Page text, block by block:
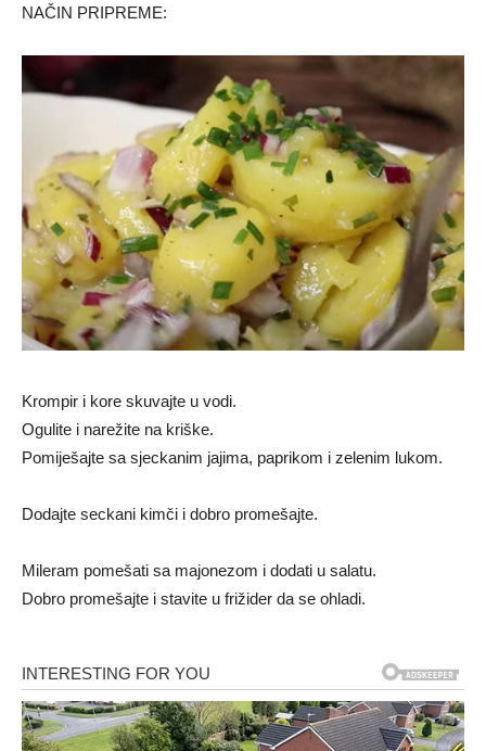
NAČIN PRIPREME:
Krompir i kore skuvajte u vodi.
Ogulite i narežite na kriške.
Pomiješajte sa sjeckanim jajima, paprikom i zelenim lukom.
Dodajte seckani kimči i dobro promešajte.
Mileram pomešati sa majonezom i dodati u salatu.
Dobro promešajte i stavite u frižider da se ohladi.